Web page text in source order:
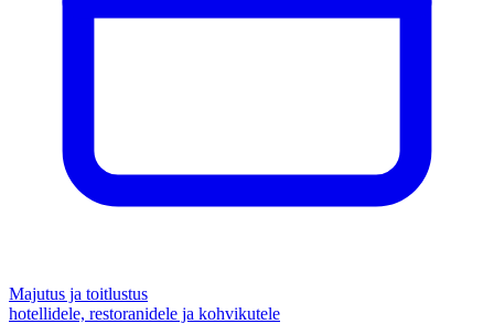
Majutus ja toitlustus
hotellidele, restoranidele ja kohvikutele